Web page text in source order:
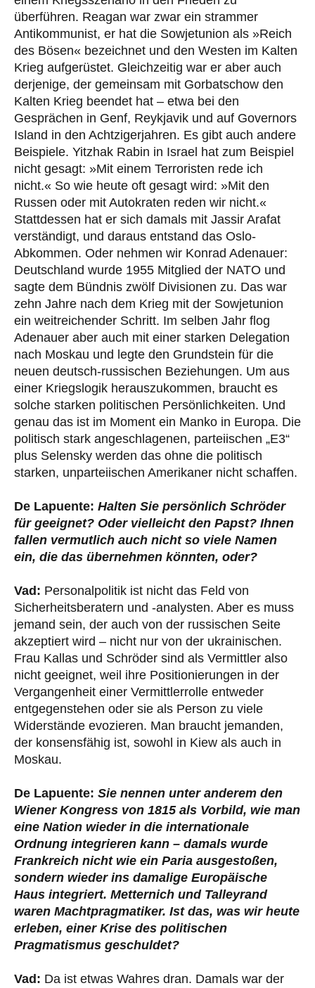
überführen. Reagan war zwar ein strammer
Antikommunist, er hat die Sowjetunion als »Reich
des Bösen« bezeichnet und den Westen im Kalten
Krieg aufgerüstet. Gleichzeitig war er aber auch
derjenige, der gemeinsam mit Gorbatschow den
Kalten Krieg beendet hat – etwa bei den
Gesprächen in Genf, Reykjavik und auf Governors
Island in den Achtzigerjahren. Es gibt auch andere
Beispiele. Yitzhak Rabin in Israel hat zum Beispiel
nicht gesagt: »Mit einem Terroristen rede ich
nicht.« So wie heute oft gesagt wird: »Mit den
Russen oder mit Autokraten reden wir nicht.«
Stattdessen hat er sich damals mit Jassir Arafat
verständigt, und daraus entstand das Oslo-
Abkommen. Oder nehmen wir Konrad Adenauer:
Deutschland wurde 1955 Mitglied der NATO und
sagte dem Bündnis zwölf Divisionen zu. Das war
zehn Jahre nach dem Krieg mit der Sowjetunion
ein weitreichender Schritt. Im selben Jahr flog
Adenauer aber auch mit einer starken Delegation
nach Moskau und legte den Grundstein für die
neuen deutsch-russischen Beziehungen. Um aus
einer Kriegslogik herauszukommen, braucht es
solche starken politischen Persönlichkeiten. Und
genau das ist im Moment ein Manko in Europa. Die
politisch stark angeschlagenen, parteiischen „E3“
plus Selensky werden das ohne die politisch
starken, unparteiischen Amerikaner nicht schaffen.
De Lapuente: Halten Sie persönlich Schröder
für geeignet? Oder vielleicht den Papst? Ihnen
fallen vermutlich auch nicht so viele Namen
ein, die das übernehmen könnten, oder?
Vad: Personalpolitik ist nicht das Feld von
Sicherheitsberatern und -analysten. Aber es muss
jemand sein, der auch von der russischen Seite
akzeptiert wird – nicht nur von der ukrainischen.
Frau Kallas und Schröder sind als Vermittler also
nicht geeignet, weil ihre Positionierungen in der
Vergangenheit einer Vermittlerrolle entweder
entgegenstehen oder sie als Person zu viele
Widerstände evozieren. Man braucht jemanden,
der konsensfähig ist, sowohl in Kiew als auch in
Moskau.
De Lapuente: Sie nennen unter anderem den
Wiener Kongress von 1815 als Vorbild, wie man
eine Nation wieder in die internationale
Ordnung integrieren kann – damals wurde
Frankreich nicht wie ein Paria ausgestoßen,
sondern wieder ins damalige Europäische
Haus integriert. Metternich und Talleyrand
waren Machtpragmatiker. Ist das, was wir heute
erleben, einer Krise des politischen
Pragmatismus geschuldet?
Vad: Da ist etwas Wahres dran. Damals war der